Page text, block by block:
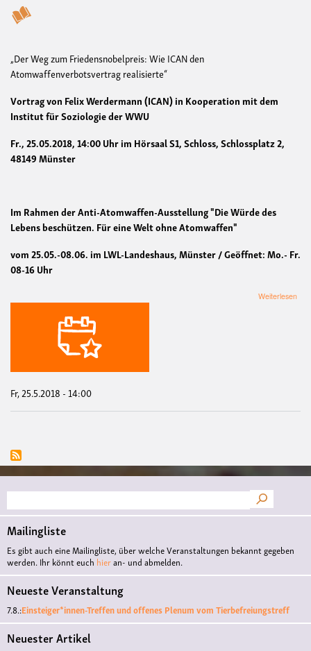
„Der Weg zum Friedensnobelpreis: Wie ICAN den
Atomwaffenverbotsvertrag realisierte“
Vortrag von Felix Werdermann (ICAN) in Kooperation mit dem
Institut für Soziologie der WWU
Fr., 25.05.2018, 14:00 Uhr im Hörsaal S1, Schloss, Schlossplatz 2,
48149 Münster
Im Rahmen der Anti-Atomwaffen-Ausstellung "Die Würde des
Lebens beschützen. Für eine Welt ohne Atomwaffen"
vom 25.05.-08.06. im LWL-Landeshaus, Münster / Geöffnet: Mo.- Fr.
08-16 Uhr
Weiterlesen
Fr, 25.5.2018 - 14:00
Suche
Mailingliste
Es gibt auch eine Mailingliste, über welche Veranstaltungen bekannt gegeben
werden. Ihr könnt euch hieran- und abmelden.
Neueste Veranstaltung
7.8.:Einsteiger*innen-Treffen und offenes Plenum vom Tierbefreiungstreff
Neuester Artikel